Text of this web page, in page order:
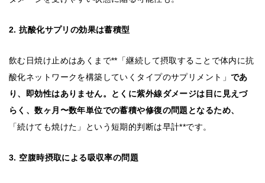
2. 抗酸化サプリの効果は蓄積型
飲む日焼け止めはあくまで**「継続して摂取することで体内に抗
酸化ネットワークを構築していくタイプのサプリメント」 であ
り、即効性はありません。とくに紫外線ダメージは目に見えづ
らく、数ヶ月〜数年単位での蓄積や修復の問題となるため、
「続けても焼けた」という短期的判断は早計**です。
3. 空腹時摂取による吸収率の問題